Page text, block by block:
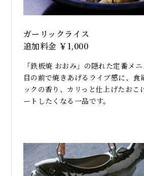
ガーリックライス
追加料金 ￥1,000
「鉄板焼 おおみ」の隠れた定番メニ
目の前で焼きあげるライブ感に、食
ックの香り、カリっと仕上げたおこ
ートしたくなる一品です。